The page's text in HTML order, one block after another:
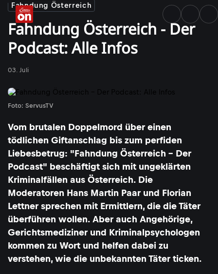
Fahndung Österreich
Fahndung Österreich - Der
Podcast: Alle Infos
03. Juli
Foto: ServusTV
Vom brutalen Doppelmord über einen
tödlichen Giftanschlag bis zum perfiden
Liebesbetrug: "Fahndung Österreich - Der
Podcast" beschäftigt sich mit ungeklärten
Kriminalfällen aus Österreich. Die
Moderatoren Hans Martin Paar und Florian
Lettner sprechen mit Ermittlern, die die Täter
überführen wollen. Aber auch Angehörige,
Gerichtsmediziner und Kriminalpsychologen
kommen zu Wort und helfen dabei zu
verstehen, wie die unbekannten Täter ticken.